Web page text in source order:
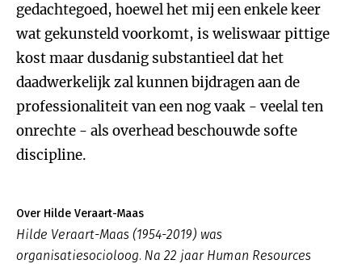
gedachtegoed, hoewel het mij een enkele keer
wat gekunsteld voorkomt, is weliswaar pittige
kost maar dusdanig substantieel dat het
daadwerkelijk zal kunnen bijdragen aan de
professionaliteit van een nog vaak - veelal ten
onrechte - als overhead beschouwde softe
discipline.
Over Hilde Veraart-Maas
Hilde Veraart-Maas (1954-2019) was
organisatiesocioloog. Na 22 jaar Human Resources